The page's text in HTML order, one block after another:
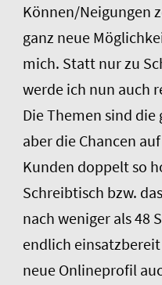
Können/Neigungen
ganz neue
mich. Statt nur zu
werde ich nun auch
Die Themen sind die
aber die Chancen
Kunden doppelt so
Schreibtisch bzw.
nach weniger als 48
endlich
neue Onlineprofil